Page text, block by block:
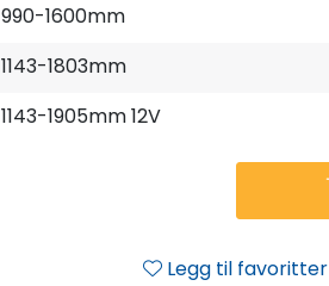
990-1600mm
1143-1803mm
1143-1905mm 12V
Legg til favoritter